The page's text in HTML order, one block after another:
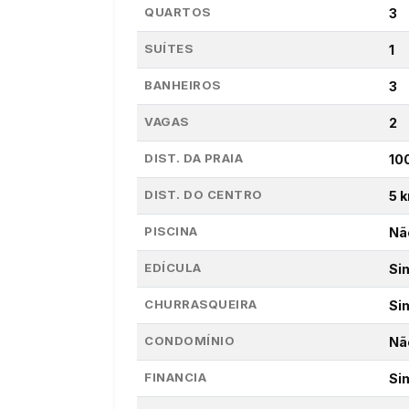
QUARTOS 3
SUÍTES 1
BANHEIROS 3
VAGAS 2
DIST. DA PRAIA
DIST. DO CENTRO 5
PISCINA
EDÍCULA
CHURRASQUEIRA
CONDOMÍNIO
FINANCIA